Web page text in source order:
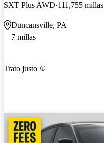
SXT Plus AWD 111,755 millas
Duncansville, PA
7 millas
Trato justo